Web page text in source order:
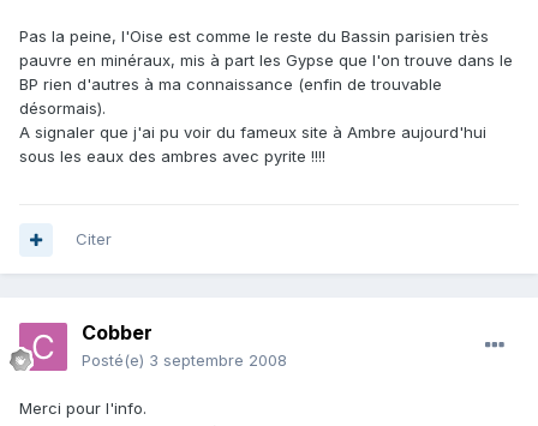
Pas la peine, l'Oise est comme le reste du Bassin parisien très
pauvre en minéraux, mis à part les Gypse que l'on trouve dans le
BP rien d'autres à ma connaissance (enfin de trouvable
désormais).
A signaler que j'ai pu voir du fameux site à Ambre aujourd'hui
sous les eaux des ambres avec pyrite !!!!
Citer
Cobber
Posté(e) 3 septembre 2008
Merci pour l'info.